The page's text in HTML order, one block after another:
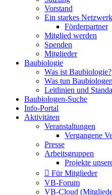
Vorstand
Ein starkes Netzwerk
Förderpartner
Mitglied werden
Spenden
Mitglieder
Baubiologie
Was ist Baubiologie?
Was tun
Leitlinien und
Baubiologen-Suche
Info-Portal
Aktivitäten
Veranstaltungen
Vergangene
Presse
Arbeitsgruppen
Projekte
Für Mitglieder
VB-Forum
VB-Cloud